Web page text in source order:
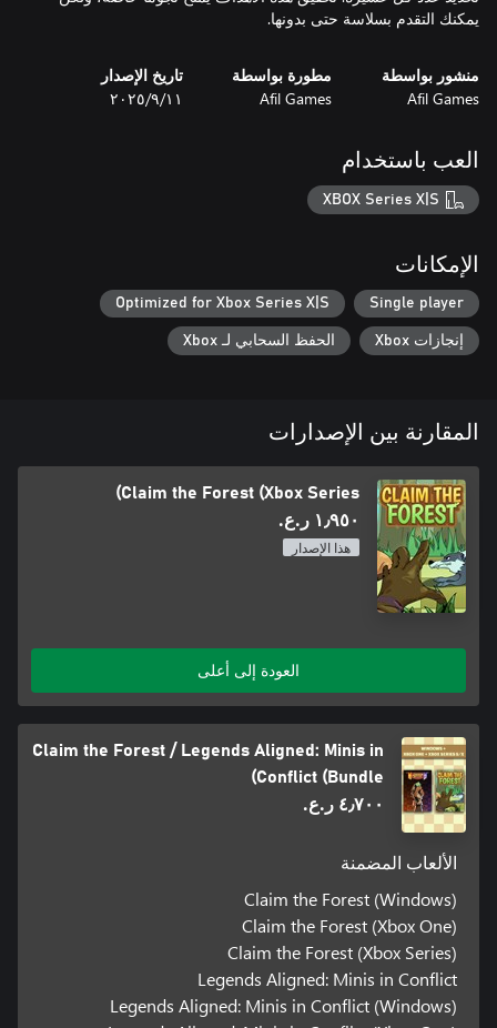
يمكنك التقدم بسلاسة حتى بدونها.
منشور بواسطة
Afil Games
مطورة بواسطة
Afil Games
تاريخ الإصدار
١١‏/٩‏/٢٠٢٥
العب باستخدام
XBOX Series X|S
الإمكانات
Single player
Optimized for Xbox Series X|S
إنجازات Xbox الحفظ السحابي لـ Xbox
المقارنة بين الإصدارات
Claim the Forest (Xbox Series)
١٫٩٥٠ ر.ع.‏
هذا الإصدار
العودة إلى أعلى
Claim the Forest / Legends Aligned: Minis in
Conflict (Bundle)
٤٫٧٠٠ ر.ع.‏
الألعاب المضمنة
Claim the Forest (Windows)
Claim the Forest (Xbox One)
Claim the Forest (Xbox Series)
Legends Aligned: Minis in Conflict
Legends Aligned: Minis in Conflict (Windows)